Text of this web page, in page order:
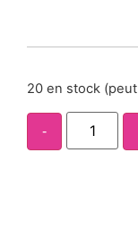
20 en stock
-